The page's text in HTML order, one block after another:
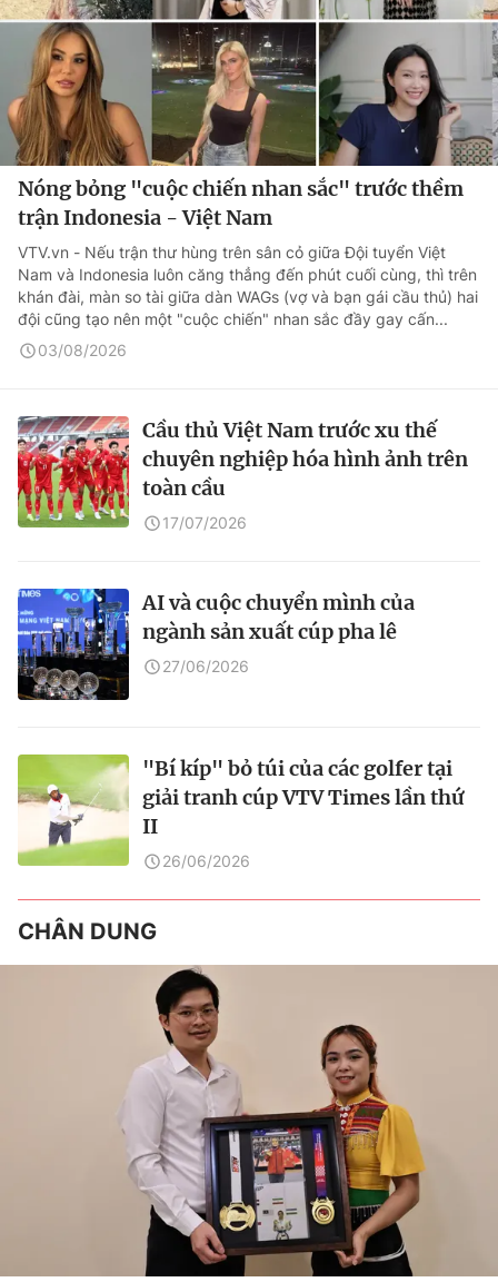
Nóng bỏng "cuộc chiến nhan sắc" trước thềm
trận Indonesia - Việt Nam
VTV.vn - Nếu trận thư hùng trên sân cỏ giữa Đội tuyển Việt
Nam và Indonesia luôn căng thẳng đến phút cuối cùng, thì trên
khán đài, màn so tài giữa dàn WAGs (vợ và bạn gái cầu thủ) hai
đội cũng tạo nên một "cuộc chiến" nhan sắc đầy gay cấn...
03/08/2026
Cầu thủ Việt Nam trước xu thế
chuyên nghiệp hóa hình ảnh trên
toàn cầu
17/07/2026
AI và cuộc chuyển mình của
ngành sản xuất cúp pha lê
27/06/2026
"Bí kíp" bỏ túi của các golfer tại
giải tranh cúp VTV Times lần thứ
II
26/06/2026
CHÂN DUNG